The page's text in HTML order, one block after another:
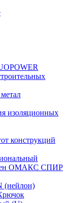
изоляционных
конструкций
ОМАКС СПИР
(нейлон)